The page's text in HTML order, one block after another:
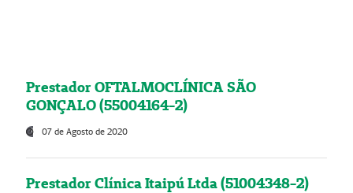
Prestador OFTALMOCLÍNICA SÃO
GONÇALO (55004164-2)
07 de Agosto de 2020
Prestador Clínica Itaipú Ltda (51004348-2)